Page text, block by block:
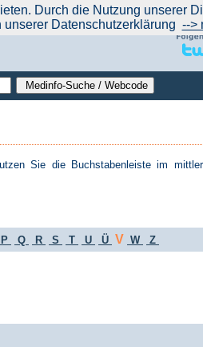
Sie die Buchstabenleiste im
P Q R S T U Ü V W Z
auf Medinfo|Anbieter hinzufügen (Gratis!)|
Durch die Nutzung unserer
Datenschutzerklärung -->